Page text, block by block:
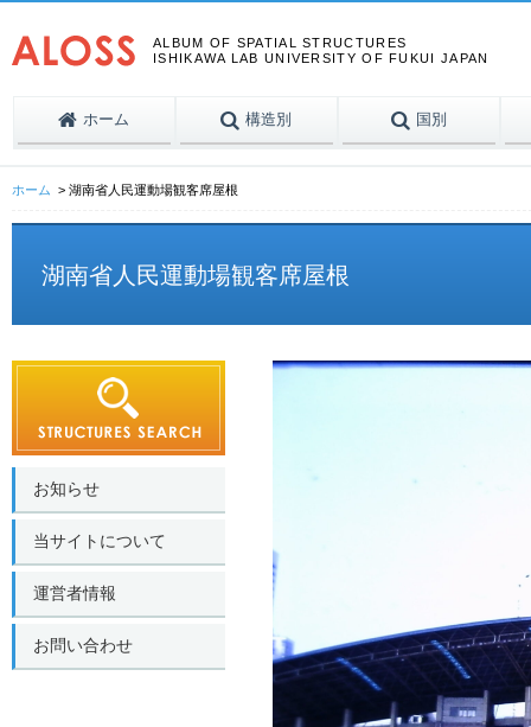
ALBUM OF SPATIAL STRUCTURES
ISHIKAWA LAB UNIVERSITY OF FUKUI JAPAN
ホーム 構造別 国別
ホーム 湖南省人民運動場観客席屋根
湖南省人民運動場観客席屋根
お知らせ
当サイトについて
運営者情報
お問い合わせ